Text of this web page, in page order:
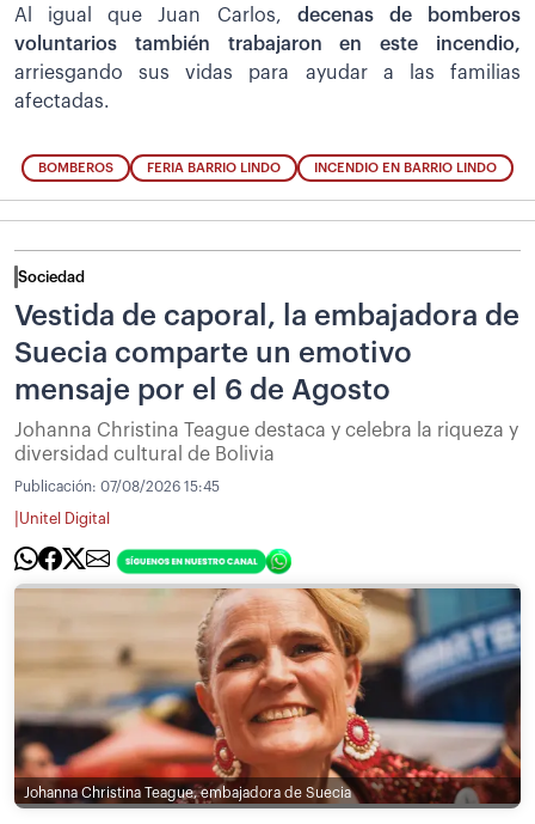
Al igual que Juan Carlos, decenas de bomberos
voluntarios también trabajaron en este incendio,
arriesgando sus vidas para ayudar a las familias
afectadas.
BOMBEROS FERIA BARRIO LINDO INCENDIO EN BARRIO LINDO
Sociedad
Vestida de caporal, la embajadora de
Suecia comparte un emotivo
mensaje por el 6 de Agosto
Johanna Christina Teague destaca y celebra la riqueza y
diversidad cultural de Bolivia
Publicación: 07/08/2026 15:45
Unitel Digital
Johanna Christina Teague, embajadora de Suecia